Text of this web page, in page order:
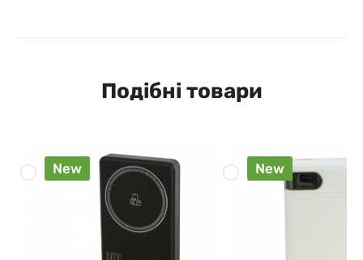
Подібні товари
New New